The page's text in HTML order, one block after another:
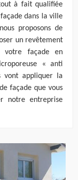
à fait qualifiée
dans la ville
proposons de
un revêtement
votre façade en
« anti
vont appliquer la
façade que vous
notre entreprise